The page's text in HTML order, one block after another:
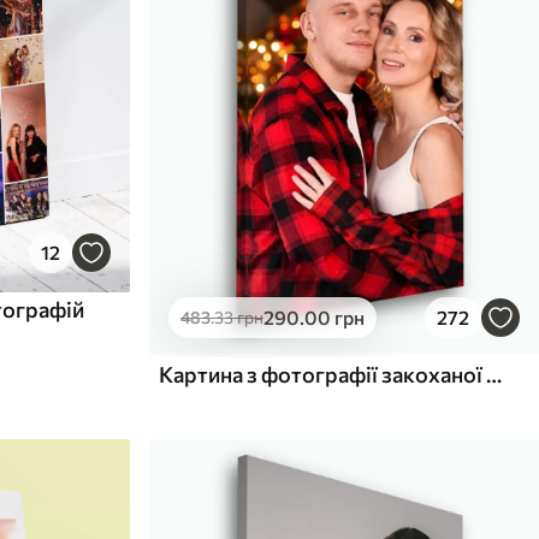
12
483.33грн290.00грн 272
Картина з фотографії закоханої пари на холсті